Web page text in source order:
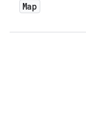
Map